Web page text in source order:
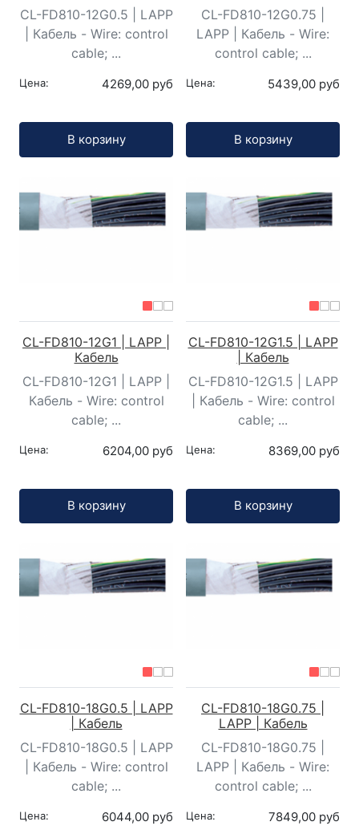
CL-FD810-12G0.5 | LAPP
| Кабель - Wire: control
cable; ...
Цена: 4269,00 руб
В корзину
CL-FD810-12G0.75 |
LAPP | Кабель - Wire:
control cable; ...
Цена: 5439,00 руб
В корзину
CL-FD810-12G1 | LAPP |
Кабель
CL-FD810-12G1 | LAPP |
Кабель - Wire: control
cable; ...
Цена: 6204,00 руб
В корзину
CL-FD810-12G1.5 | LAPP
| Кабель
CL-FD810-12G1.5 | LAPP
| Кабель - Wire: control
cable; ...
Цена: 8369,00 руб
В корзину
CL-FD810-18G0.5 | LAPP
| Кабель
CL-FD810-18G0.5 | LAPP
| Кабель - Wire: control
cable; ...
Цена: 6044,00 руб
CL-FD810-18G0.75 |
LAPP | Кабель
CL-FD810-18G0.75 |
LAPP | Кабель - Wire:
control cable; ...
Цена: 7849,00 руб